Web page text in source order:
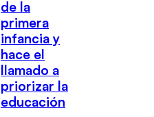
de la
primera
infancia y
hace el
llamado a
priorizar la
educación